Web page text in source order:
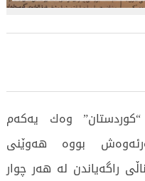
“كوردستان” وەك یەكەم
بووە هەوێنی
راگەیاندن لە هەر چوار